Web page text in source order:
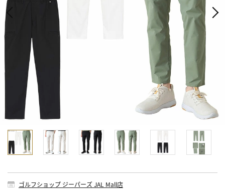
ゴルフショップ ジーパーズ JAL Mall店